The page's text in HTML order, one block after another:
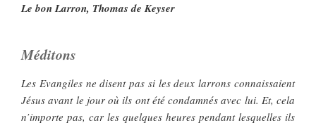
Le bon Larron, Thomas de Keyser
Méditons
Les Evangiles ne disent pas si les deux larrons connaissaient
Jésus avant le jour où ils ont été condamnés avec lui. Et, cela
n’importe pas, car les quelques heures pendant lesquelles ils